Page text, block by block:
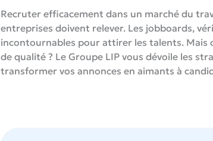
Recruter efficacement dans un marché du
entreprises doivent relever. Les jobboards,
incontournables pour attirer les talents.
de qualité ? Le Groupe LIP vous dévoile les
transformer vos annonces en aimants à